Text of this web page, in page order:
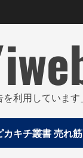
利用しています
カキチ叢書 売れ